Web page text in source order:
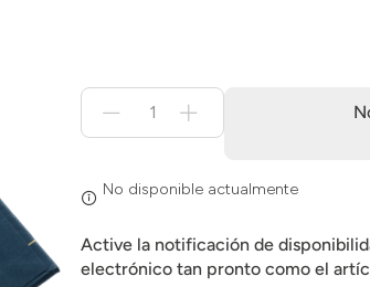
für
No
actualmente
No disponible actualmente
Active la notificación de
electrónico tan pronto como el